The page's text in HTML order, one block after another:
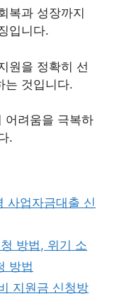
복과 성장까지
입니다.
원을 정확히 선
는 것입니다.
어려움을 극복하
.
사업자금대출 신
방법, 위기 소
방법
지원금 신청방